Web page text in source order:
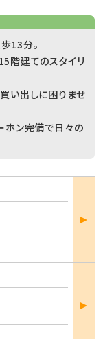
13分。
階建てのスタイリ
い出しに困りませ
ホン完備で日々の
部屋
詳細
部屋
詳細